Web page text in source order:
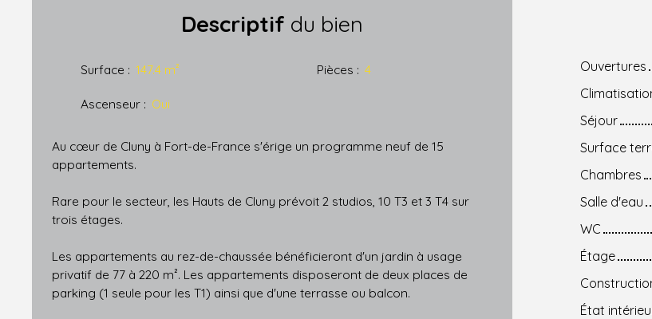
Descriptif du bien
Surface : 147.4 m² Pièces : 4
Ascenseur : Oui
Au cœur de Cluny à Fort-de-France s'érige un programme neuf de 15
appartements.
Rare pour le secteur, les Hauts de Cluny prévoit 2 studios, 10 T3 et 3 T4 sur
trois étages.
Les appartements au rez-de-chaussée bénéficieront d'un jardin à usage
privatif de 77 à 220 m². Les appartements disposeront de deux places de
parking (1 seule pour les T1) ainsi que d'une terrasse ou balcon.
Ouvertures
Séjour
Surface
Chambres
Salle d'eau
WC
Étage
État